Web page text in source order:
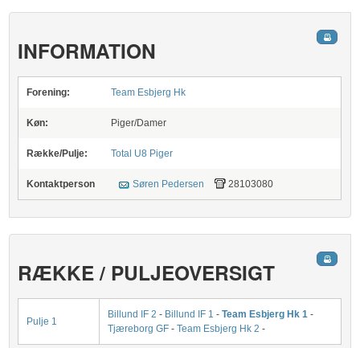
INFORMATION
Forening: Team Esbjerg Hk
Køn: Piger/Damer
Række/Pulje: Total U8 Piger
Kontaktperson Søren Pedersen 28103080
RÆKKE / PULJEOVERSIGT
Pulje 1
Billund IF 2 - Billund IF 1 -Team Esbjerg Hk 1 -
Tjæreborg GF -Team Esbjerg Hk 2-